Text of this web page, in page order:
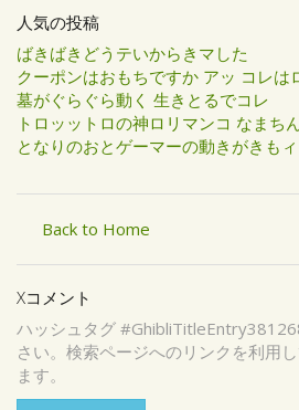
人気の投稿
ばきばきどうテいからきマした
クーポンはおもちですか アッ コレは
墓がぐらぐら動く 生きとるでコレ
トロッットロの神ロリマンコ なまち
となりのおとゲーマーの動きがきもィ
Back to Home
Xコメント
ハッシュタグ
さい。検索ページへのリンクを利用
ます。